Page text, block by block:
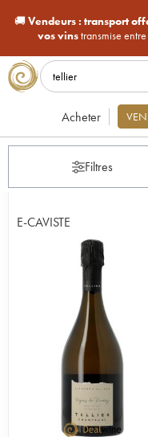
🚚Vendeurs : transport
vos vinstransmise
Acheter
Filtres
E-CAVISTE